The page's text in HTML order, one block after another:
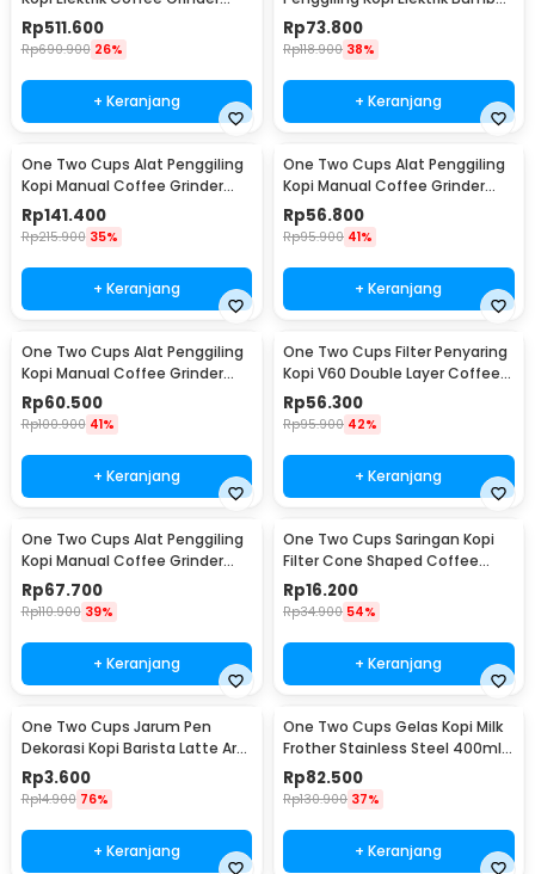
Adjustable - 600N
Rp511.600
Rp690.900 26%
+ Keranjang
Coffee Grinder - NM-8300
Rp73.800
Rp118.900 38%
+ Keranjang
One Two Cups Alat Penggiling
Kopi Manual Coffee Grinder
Wood 30g - CW85532
Rp141.400
Rp215.900 35%
+ Keranjang
One Two Cups Alat Penggiling
Kopi Manual Coffee Grinder
160ml - CF012
Rp56.800
Rp95.900 41%
+ Keranjang
One Two Cups Alat Penggiling
Kopi Manual Coffee Grinder
Adjustable - RHNHA0176
Rp60.500
Rp100.900 41%
+ Keranjang
One Two Cups Filter Penyaring
Kopi V60 Double Layer Coffee
Filter - FS-40S
Rp56.300
Rp95.900 42%
+ Keranjang
One Two Cups Alat Penggiling
Kopi Manual Coffee Grinder
Adjustable - CF4146
Rp67.700
Rp110.900 39%
+ Keranjang
One Two Cups Saringan Kopi
Filter Cone Shaped Coffee
Dripper 1 PCS - K741
Rp16.200
Rp34.900 54%
+ Keranjang
One Two Cups Jarum Pen
Dekorasi Kopi Barista Latte Art
Needle 13cm - F3F27
Rp3.600
Rp14.900 76%
+ Keranjang
One Two Cups Gelas Kopi Milk
Frother Stainless Steel 400ml -
WZ0011
Rp82.500
Rp130.900 37%
+ Keranjang